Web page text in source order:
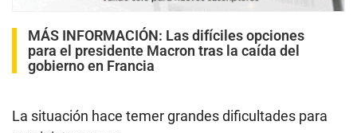
MÁS INFORMACIÓN: Las difíciles opciones
para el presidente Macron tras la caída del
gobierno en Francia
La situación hace temer grandes dificultades para